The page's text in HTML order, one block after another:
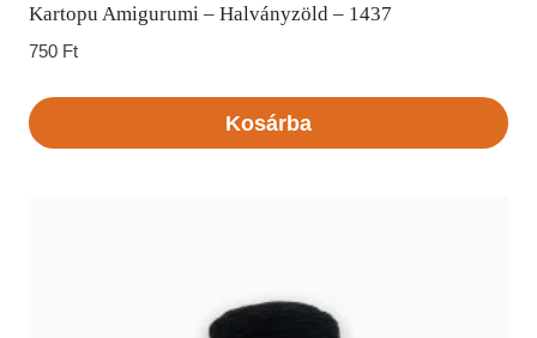
Kartopu Amigurumi – Halványzöld – 1437
750 Ft
Kosárba